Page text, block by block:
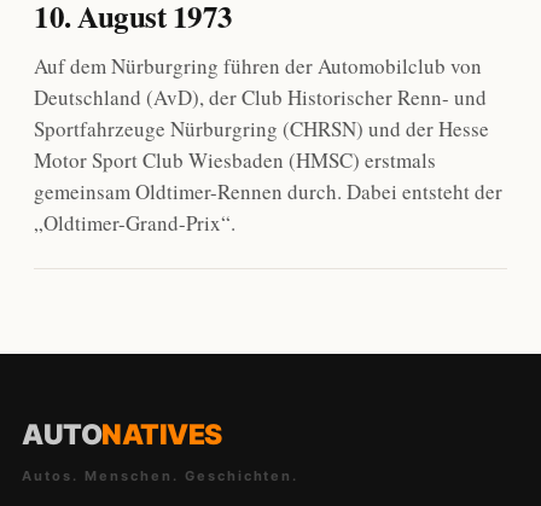
10. August 1973
Auf dem Nürburgring führen der Automobilclub von
Deutschland (AvD), der Club Historischer Renn- und
Sportfahrzeuge Nürburgring (CHRSN) und der Hesse
Motor Sport Club Wiesbaden (HMSC) erstmals
gemeinsam Oldtimer-Rennen durch. Dabei entsteht der
„Oldtimer-Grand-Prix“.
AUTONATIVES
Autos. Menschen. Geschichten.